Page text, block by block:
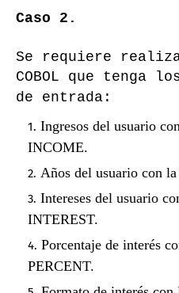
Caso 2.
Se requiere
COBOL que tenga
de entrada:
Ingresos del usuario
INCOME.
Años del usuario con
Intereses del usuario
INTEREST.
Porcentaje de interés
PERCENT.